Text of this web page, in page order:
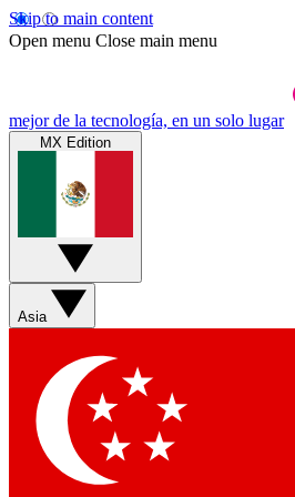
Skip to main content
Open menu Close main menu
mejor de la tecnología, en un solo lugar
MX Edition
Asia